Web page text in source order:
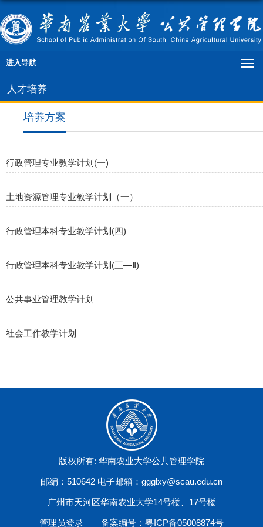
进入导航
人才培养
培养方案
行政管理专业教学计划(一)
土地资源管理专业教学计划（一）
行政管理本科专业教学计划(四)
行政管理本科专业教学计划(三—Ⅱ)
公共事业管理教学计划
社会工作教学计划
版权所有: 华南农业大学公共管理学院
邮编：510642 电子邮箱：ggglxy@scau.edu.cn
广州市天河区华南农业大学14号楼、17号楼
管理员登录 备案编号：粤ICP备05008874号